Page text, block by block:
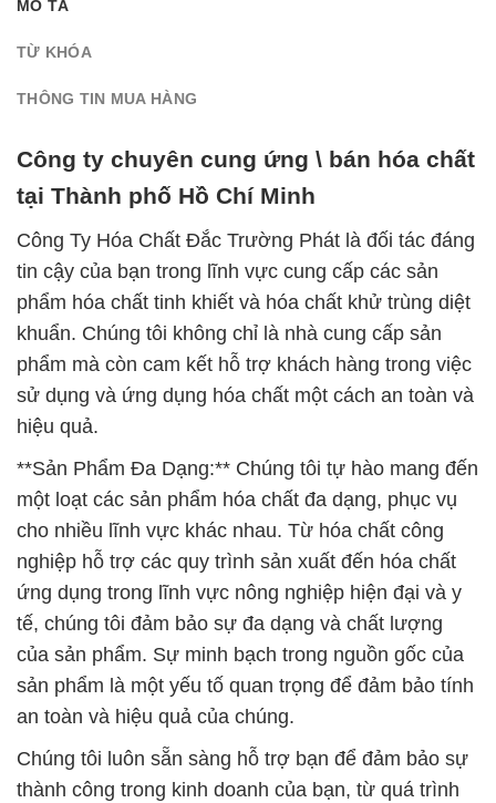
MÔ TẢ
TỪ KHÓA
THÔNG TIN MUA HÀNG
Công ty chuyên cung ứng \ bán hóa chất
tại Thành phố Hồ Chí Minh
Công Ty Hóa Chất Đắc Trường Phát là đối tác đáng
tin cậy của bạn trong lĩnh vực cung cấp các sản
phẩm hóa chất tinh khiết và hóa chất khử trùng diệt
khuẩn. Chúng tôi không chỉ là nhà cung cấp sản
phẩm mà còn cam kết hỗ trợ khách hàng trong việc
sử dụng và ứng dụng hóa chất một cách an toàn và
hiệu quả.
**Sản Phẩm Đa Dạng:** Chúng tôi tự hào mang đến
một loạt các sản phẩm hóa chất đa dạng, phục vụ
cho nhiều lĩnh vực khác nhau. Từ hóa chất công
nghiệp hỗ trợ các quy trình sản xuất đến hóa chất
ứng dụng trong lĩnh vực nông nghiệp hiện đại và y
tế, chúng tôi đảm bảo sự đa dạng và chất lượng
của sản phẩm. Sự minh bạch trong nguồn gốc của
sản phẩm là một yếu tố quan trọng để đảm bảo tính
an toàn và hiệu quả của chúng.
Chúng tôi luôn sẵn sàng hỗ trợ bạn để đảm bảo sự
thành công trong kinh doanh của bạn, từ quá trình